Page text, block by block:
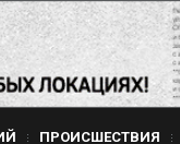
ПРОИСШЕСТВИЯ